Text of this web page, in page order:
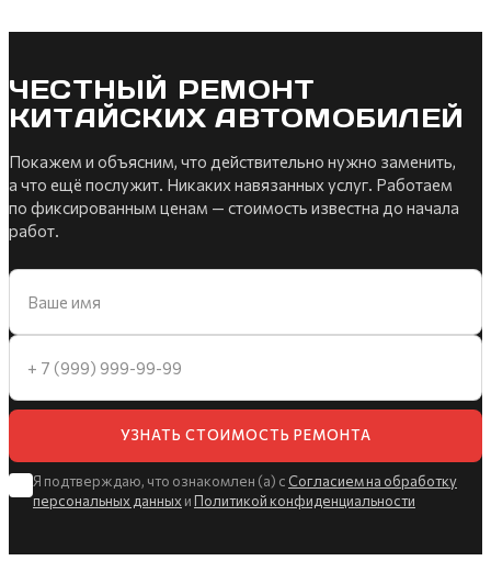
ЧЕСТНЫЙ РЕМОНТ
КИТАЙСКИХ АВТОМОБИЛЕЙ
Покажем и объясним, что действительно нужно заменить,
а что ещё послужит. Никаких навязанных услуг. Работаем
по фиксированным ценам — стоимость известна до начала
работ.
УЗНАТЬ СТОИМОСТЬ РЕМОНТА
Я подтверждаю, что ознакомлен (а) с Согласием на обработку
персональных данных иПолитикой конфиденциальности